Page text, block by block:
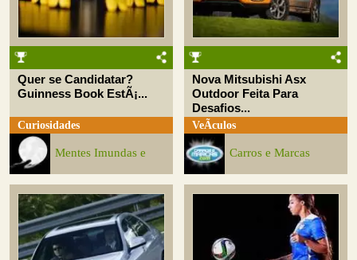
Quer se Candidatar?
Guinness Book EstÃ¡...
Curiosidades
Mentes Imundas e
Nova Mitsubishi Asx
Outdoor Feita Para
Desafios...
VeÃ­culos
Carros e Marcas